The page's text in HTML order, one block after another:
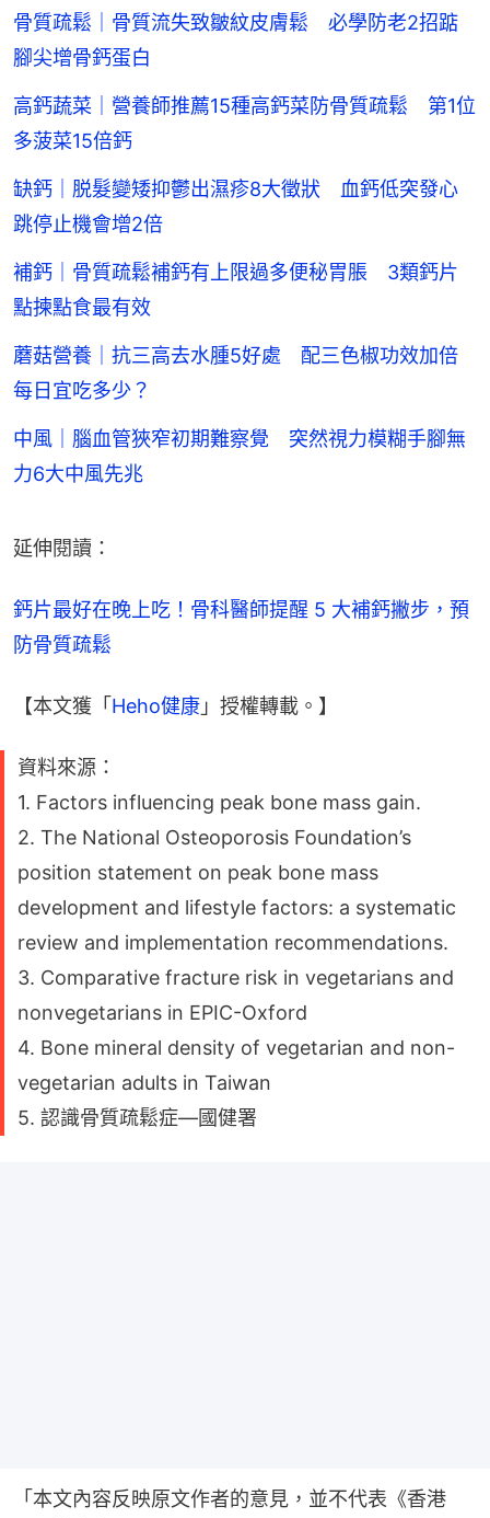
骨質疏鬆｜骨質流失致皺紋皮膚鬆 必學防老2招踮
腳尖增骨鈣蛋白
高鈣蔬菜｜營養師推薦15種高鈣菜防骨質疏鬆 第1位
多菠菜15倍鈣
缺鈣｜脱髮變矮抑鬱出濕疹8大徵狀 血鈣低突發心
跳停止機會增2倍
補鈣｜骨質疏鬆補鈣有上限過多便秘胃脹 3類鈣片
點揀點食最有效
蘑菇營養｜抗三高去水腫5好處 配三色椒功效加倍
每日宜吃多少？
中風｜腦血管狹窄初期難察覺 突然視力模糊手腳無
力6大中風先兆
延伸閱讀：
鈣片最好在晚上吃！骨科醫師提醒 5 大補鈣撇步，預
防骨質疏鬆
【本文獲「Heho健康 」授權轉載。】
資料來源：
1. Factors influencing peak bone mass gain.
2. The National Osteoporosis Foundation’s
position statement on peak bone mass
development and lifestyle factors: a systematic
review and implementation recommendations.
3. Comparative fracture risk in vegetarians and
nonvegetarians in EPIC-Oxford
4. Bone mineral density of vegetarian and non-
vegetarian adults in Taiwan
5. 認識骨質疏鬆症—國健署
「本文內容反映原文作者的意見，並不代表《香港